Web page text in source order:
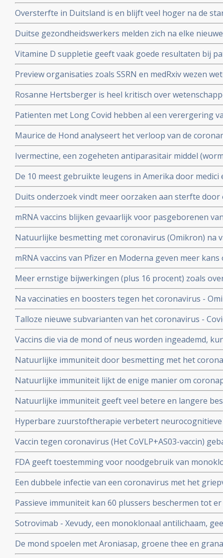
Oversterfte in Duitsland is en blijft veel hoger na de
peer reviewed studie en artsencollectief schrijft
Duitse gezondheidswerkers melden zich na elke
coronavirus - Covid-19 vaker ziek blijkt uit
en derde vaccinatierondes
Vitamine D suppletie geeft vaak goede resultaten bij
coronavirus - Covid-19 en al opgenomen in het
analyse zien van alle studies wereldwijd
Preview organisaties zoals SSRN en medRxiv wezen
onderzoek af als die afweken van Amerikaans
de maatregelen.
Rosanne Hertsberger is heel kritisch over
gemanipuleeerd zwegen over misvattingen tijdens de
Patienten met Long Covid hebben al een verergering
vermoeidheid, moeite met het reguleren van de
disfunctie, zelfs na een lichte inspanning.
Maurice de Hond analyseert het verloop van de
opeenvolgende artikelen.
Ivermectine, een zogeheten antiparasitair middel
coronavirus - Covid-19 zeer goed te kunnen bestrijden.
studies blijkt zeer grote effectiviteit.
De 10 meest gebruikte leugens in Amerika door
klakkeloos overgenomen rondom het corona virus en
buiten
Duits onderzoek vindt meer oorzaken aan sterfte
hersenen, bloedvaten en hart (myocarditis) bij
overleden net na vaccinatie tegen coronavirus.
mRNA vaccins blijken gevaarlijk voor pasgeborenen
moeders. Minder bloedplasmacellen tast immuniteit
blijkt niet bruikbaar voor stamceltransplantaties.
Natuurlijke besmetting met coronavirus (Omikron) na
bescherming, al zijn er twijfels over bescherming door
varianten van Omikron.
mRNA vaccins van Pfizer en Moderna geven meer
dat ze een ziekenhuisopname voorkomen. Blijkt uit
studiegegevens
Meer ernstige bijwerkingen (plus 16 procent) zoals
invaliditeit deden zich voor tijdens de studies van de
Pfizer in vergelijking met de placebogroep
Na vaccinaties en boosters tegen het coronavirus -
overige oorzaken blijkt uit grafieken bijgehouden en
Herman Steigstra, Anton Theunissen en Maurice de
Talloze nieuwe subvarianten van het coronavirus -
boostervaccins en ontsnappen aan eigen
Vaccins die via de mond of neus worden ingeademd,
Twee mond- en neusvaccins krijgen goedkeuring in
Natuurlijke immuniteit door besmetting met het
vs 23 procent) tegen Omicron varianten BA.4 en BA.5
Natuurlijke immuniteit lijkt de enige manier om
Zweeds onderzoek ziet effectiviteit van vaccins binnen
nagenoeg geen bescherming meer.
Natuurlijke immuniteit geeft veel betere en langere
coronavirus - Covid-19 dan een vaccin dat zijn
Hyperbare zuurstoftherapie verbetert
veroorzaakt door coronabesmetting bij patienten met
Vaccin tegen coronavirus (Het CoVLP+AS03-vaccin)
stoffen geeft uitstekende bescherming tegen ziek
ziekte (78 procent)
FDA geeft toestemming voor noodgebruik van
(tixagevimab plus cilgavimab) voor preventie van
immuunziekte die niet goed reageren op de
Een dubbele infectie van een coronavirus met het
ziekte en meer ziekenhuisopnames en overlijdingen
studie.
Passieve immuniteit kan 60 plussers beschermen tot
viroloog Jaap Goudsmid
Sotrovimab - Xevudy, een monoklonaal antilichaam,
bij patienten die reeds besmet zijn. EMA gaat snel
gebruik in Europa.
De mond spoelen met Aroniasap, groene thee en
het coronavirus - Covid-19 virus en geeft 80 tot 97